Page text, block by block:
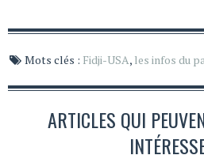
Mots clés : Fidji-USA, les infos du
ARTICLES QUI